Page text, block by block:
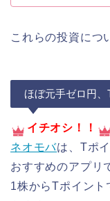
これらの投資につ
ほぼ元手ゼロ円
イチオシ！！
ネオモバは、Tポ
おすすめのアプリ
1株からTポイント